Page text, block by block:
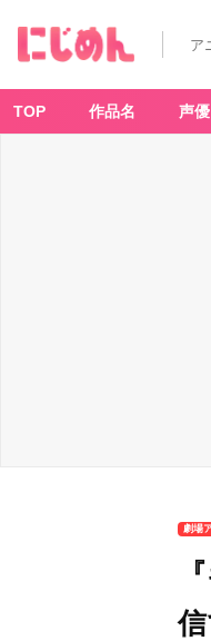
ア
TOP 作品名 声優
劇場